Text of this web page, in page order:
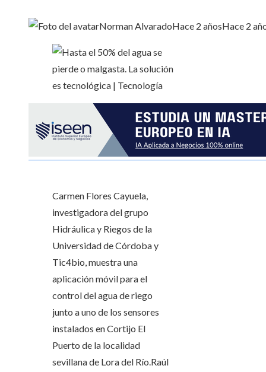
Norman AlvaradoHace 2 añosHace 2
Carmen Flores Cayuela,
investigadora del grupo
Hidráulica y Riegos de la
Universidad de Córdoba y
Tic4bio, muestra una
aplicación móvil para el
control del agua de riego
junto a uno de los sensores
instalados en Cortijo El
Puerto de la localidad
sevillana de Lora del Río.Raúl